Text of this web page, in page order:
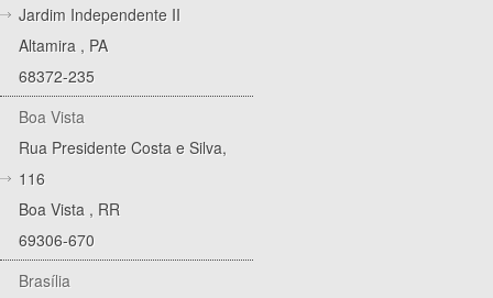
Jardim Independente II
Altamira , PA
68372-235
Boa Vista
Rua Presidente Costa e Silva,
116
Boa Vista , RR
69306-670
Brasília